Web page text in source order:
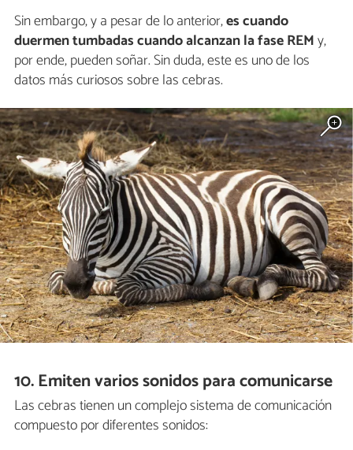
Sin embargo, y a pesar de lo anterior,es cuando
duermen tumbadas cuando alcanzan la fase REMy,
por ende, pueden soñar. Sin duda, este es uno de los
datos más curiosos sobre las cebras.
10. Emiten varios sonidos para comunicarse
Las cebras tienen un complejo sistema de comunicación
compuesto por diferentes sonidos: